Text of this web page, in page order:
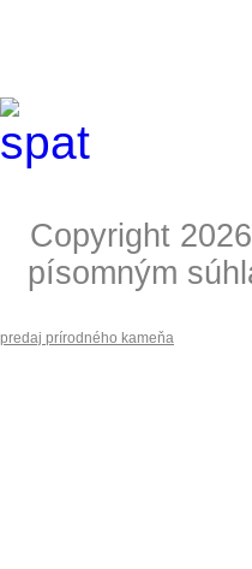
Copyright
písomným
predaj prírodného kameňa